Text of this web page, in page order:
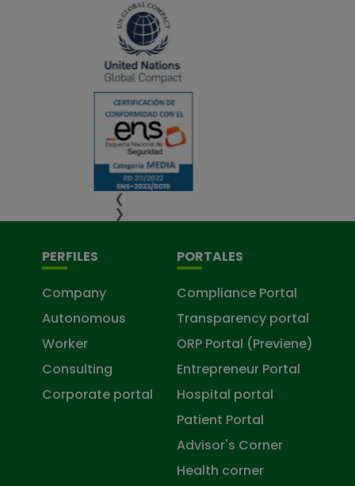
❮
❯
PERFILES
Company
Autonomous
Worker
Consulting
Corporate portal
PORTALES
Compliance Portal
Transparency portal
ORP Portal (Previene)
Entrepreneur Portal
Hospital portal
Patient Portal
Advisor's Corner
Health corner